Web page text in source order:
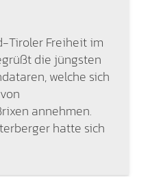
Tiroler Freiheit im
die jüngsten
welche sich
annehmen.
hatte sich